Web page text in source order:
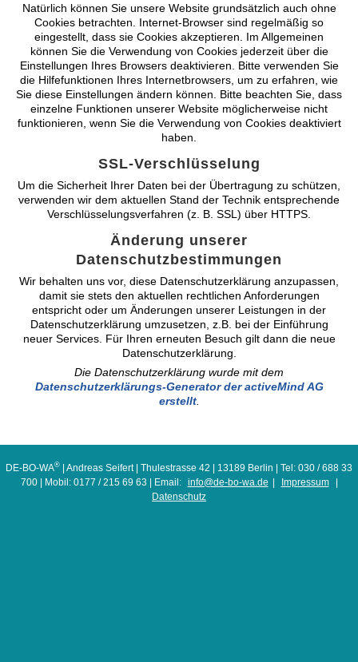
Natürlich können Sie unsere Website grundsätzlich auch ohne
Cookies betrachten. Internet-Browser sind regelmäßig so
eingestellt, dass sie Cookies akzeptieren. Im Allgemeinen
können Sie die Verwendung von Cookies jederzeit über die
Einstellungen Ihres Browsers deaktivieren. Bitte verwenden Sie
die Hilfefunktionen Ihres Internetbrowsers, um zu erfahren, wie
Sie diese Einstellungen ändern können. Bitte beachten Sie, dass
einzelne Funktionen unserer Website möglicherweise nicht
funktionieren, wenn Sie die Verwendung von Cookies deaktiviert
haben.
SSL-Verschlüsselung
Um die Sicherheit Ihrer Daten bei der Übertragung zu schützen,
verwenden wir dem aktuellen Stand der Technik entsprechende
Verschlüsselungsverfahren (z. B. SSL) über HTTPS.
Änderung unserer
Datenschutzbestimmungen
Wir behalten uns vor, diese Datenschutzerklärung anzupassen,
damit sie stets den aktuellen rechtlichen Anforderungen
entspricht oder um Änderungen unserer Leistungen in der
Datenschutzerklärung umzusetzen, z.B. bei der Einführung
neuer Services. Für Ihren erneuten Besuch gilt dann die neue
Datenschutzerklärung.
Die Datenschutzerklärung wurde mit dem
Datenschutzerklärungs-Generator der activeMind AG
erstellt.
DE-BO-WA® | Andreas Seifert | Thulestrasse 42 | 13189 Berlin | Tel: 030 / 688 33
700 | Mobil: 0177 / 215 69 63 | Email: info@de-bo-wa.de | Impressum
|
Datenschutz